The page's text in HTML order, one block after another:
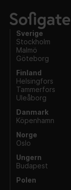
Sverige
Stockholm
Malmö
Göteborg
Finland
Helsingfors
Tammerfors
Uleåborg
Danmark
Köpenhamn
Norge
Oslo
Ungern
Budapest
Polen